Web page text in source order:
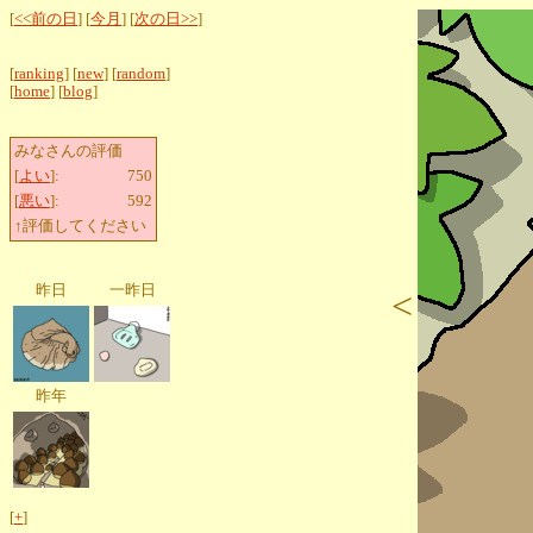
[<<前の日 ] [今月 ] [次の日>>]
[ranking] [new] [random]
[home] [blog]
みなさんの評価
[よい]:
750
[悪い]:
592
↑評価してください
昨日 一昨日
昨年
[+]
<